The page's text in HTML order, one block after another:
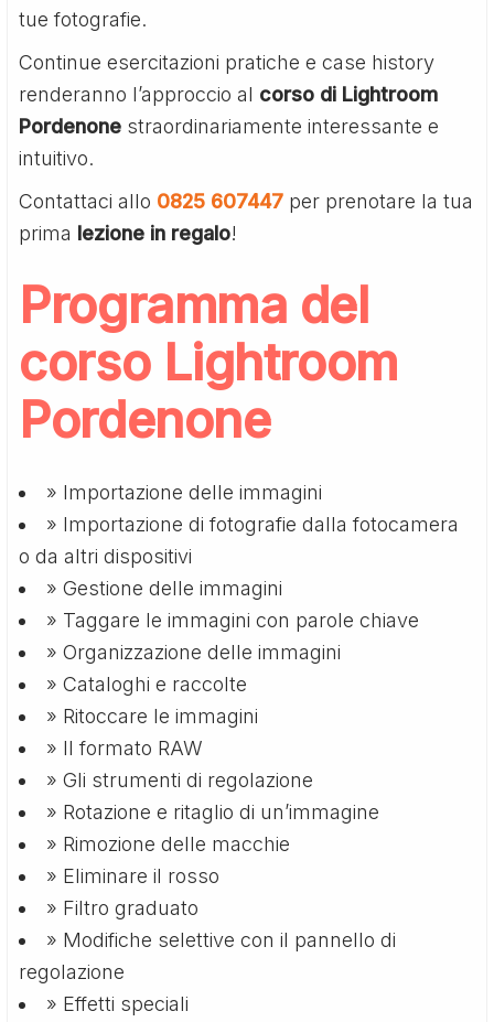
tue fotografie.
Continue esercitazioni pratiche e case history
renderanno l’approccio al corso di Lightroom
Pordenone straordinariamente interessante e
intuitivo.
Contattaci allo 0825 607447 per prenotare la tua
prima lezione in regalo!
Programma del
corso Lightroom
Pordenone
» Importazione delle immagini
» Importazione di fotografie dalla fotocamera
o da altri dispositivi
» Gestione delle immagini
» Taggare le immagini con parole chiave
» Organizzazione delle immagini
» Cataloghi e raccolte
» Ritoccare le immagini
» Il formato RAW
» Gli strumenti di regolazione
» Rotazione e ritaglio di un’immagine
» Rimozione delle macchie
» Eliminare il rosso
» Filtro graduato
» Modifiche selettive con il pannello di
regolazione
» Effetti speciali